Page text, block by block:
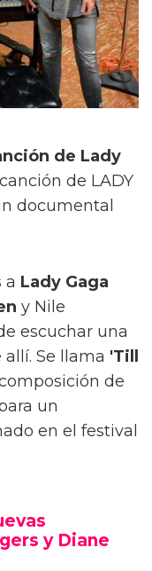
de Lady
de LADY
documental
a Lady Gaga
y Nile
escuchar una
Se llama 'Till
de
un
en el festival
y Diane